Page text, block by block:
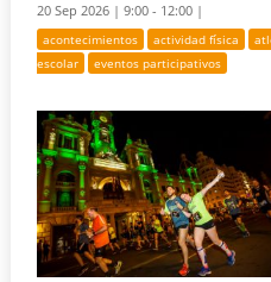
20 Sep 2026 |9:00 - 12:00 |
acontecimientos actividad física
escolar
eventos participativos